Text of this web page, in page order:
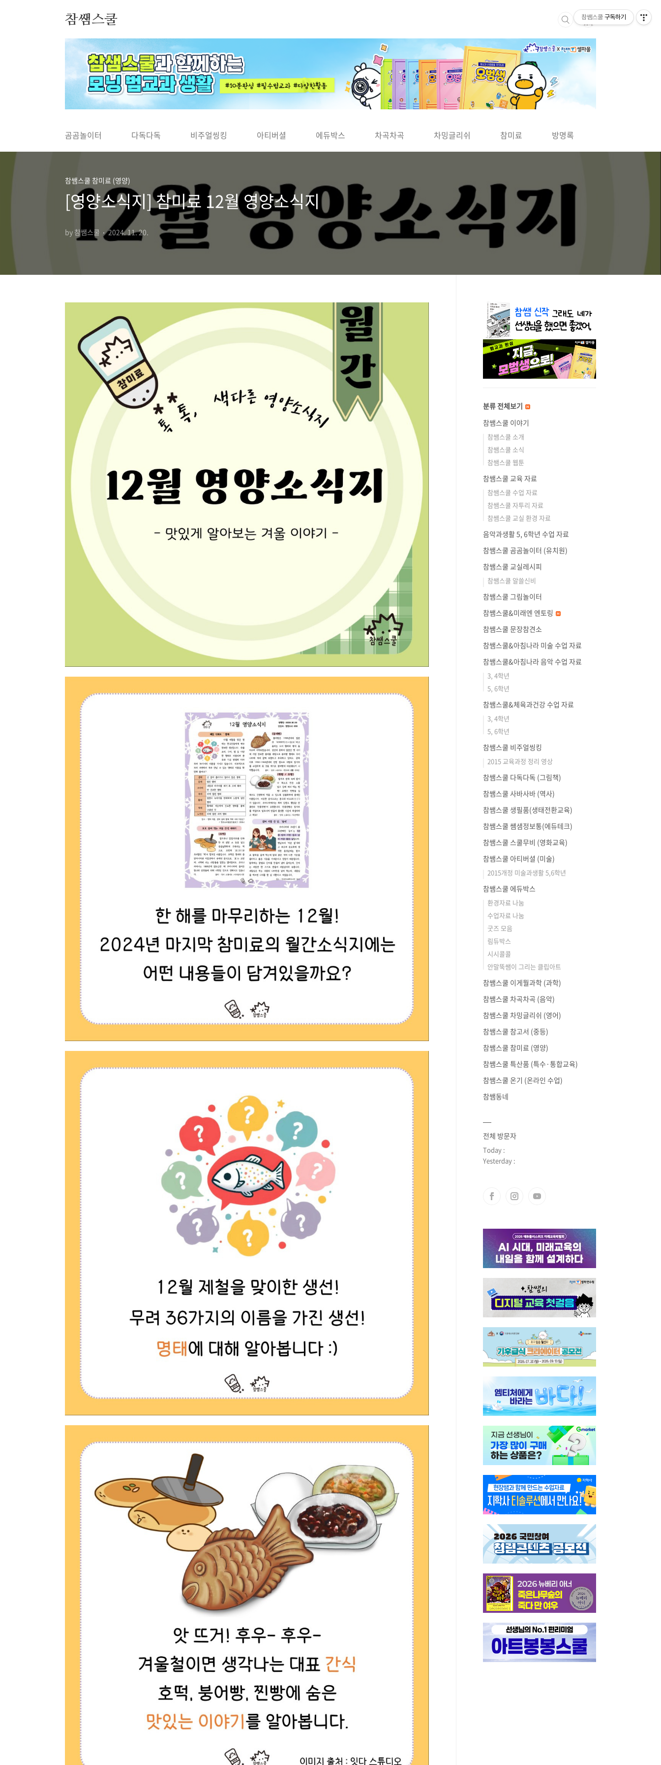
참쌤스쿨
◀
곰곰놀이터 다독다독 비주얼씽킹 아티버셜 에듀박스 차곡차곡 차밍글리쉬 참미료 방명록
참쌤스쿨 참미료 (영양)
[영양소식지] 참미료 12월 영양소식지
by 참쌤스쿨 2024. 11. 20.
분류 전체보기
참쌤스쿨 이야기
참쌤스쿨 소개
참쌤스쿨 소식
참쌤스쿨 웹툰
참쌤스쿨 교육 자료
참쌤스쿨 수업 자료
참쌤스쿨 자투리 자료
참쌤스쿨 교실 환경 자료
음악과생활 5, 6학년 수업 자료
참쌤스쿨 곰곰놀이터 (유치원)
참쌤스쿨 교실레시피
참쌤스쿨 알쓸신비
참쌤스쿨 그림놀이터
참쌤스쿨&미래엔 엔토링
참쌤스쿨 문장참견소
참쌤스쿨&아침나라 미술 수업 자료
참쌤스쿨&아침나라 음악 수업 자료
3, 4학년
5, 6학년
참쌤스쿨&체육과건강 수업 자료
3, 4학년
5, 6학년
참쌤스쿨 비주얼씽킹
2015 교육과정 정리 영상
참쌤스쿨 다독다독 (그림책)
참쌤스쿨 사바사바 (역사)
참쌤스쿨 생필품(생태전환교육)
참쌤스쿨 쌤샘정보통(에듀테크)
참쌤스쿨 스쿨무비 (영화교육)
참쌤스쿨 아티버셜 (미술)
2015개정 미술과생활 5,6학년
참쌤스쿨 에듀박스
환경자료 나눔
수업자료 나눔
굿즈 모음
림듀박스
시시콜콜
안말뚝쌤이 그리는 클립아트
참쌤스쿨 이게뭘과학 (과학)
참쌤스쿨 차곡차곡 (음악)
참쌤스쿨 차밍글리쉬 (영어)
참쌤스쿨 참고서 (중등)
참쌤스쿨 참미료 (영양)
참쌤스쿨 특산품 (특수·통합교육)
참쌤스쿨 온기 (온라인 수업)
참쌤동네
전체 방문자
Today :
Yesterday :
참쌤스쿨 구독하기